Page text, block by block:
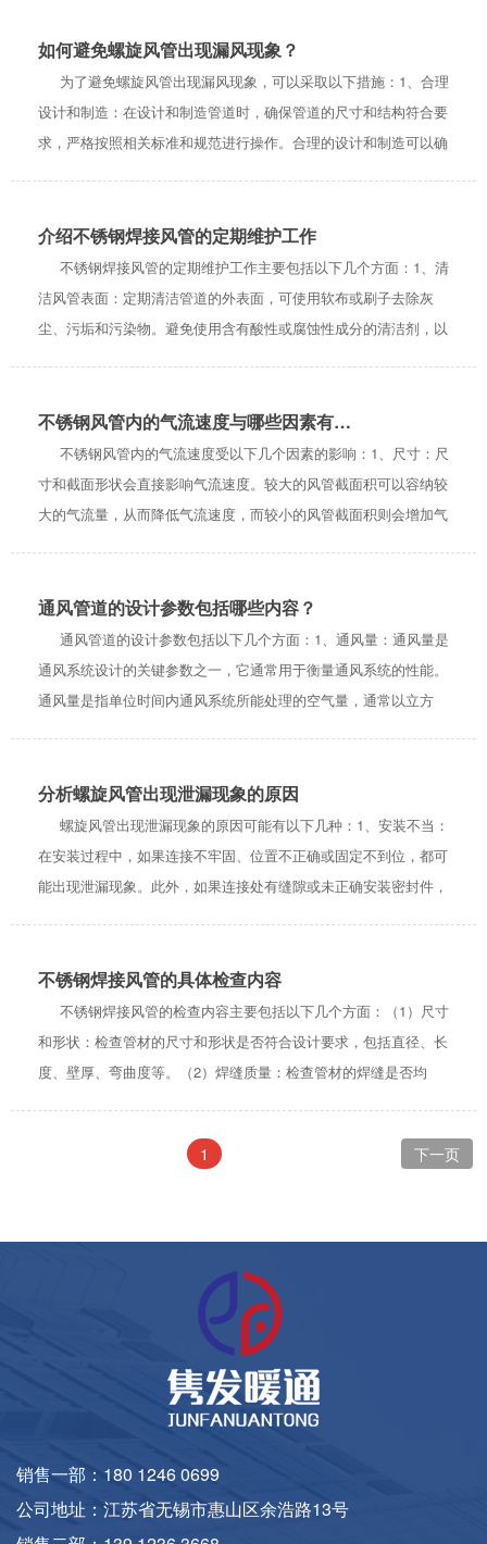
如何避免螺旋风管出现漏风现象？
为了避免螺旋风管出现漏风现象，可以采取以下措施：1、合理
设计和制造：在设计和制造管道时，确保管道的尺寸和结构符合要
求，严格按照相关标准和规范进行操作。合理的设计和制造可以确
介绍不锈钢焊接风管的定期维护工作
不锈钢焊接风管的定期维护工作主要包括以下几个方面：1、清
洁风管表面：定期清洁管道的外表面，可使用软布或刷子去除灰
尘、污垢和污染物。避免使用含有酸性或腐蚀性成分的清洁剂，以
不锈钢风管内的气流速度与哪些因素有关？
不锈钢风管内的气流速度受以下几个因素的影响：1、尺寸：尺
寸和截面形状会直接影响气流速度。较大的风管截面积可以容纳较
大的气流量，从而降低气流速度，而较小的风管截面积则会增加气
通风管道的设计参数包括哪些内容？
通风管道的设计参数包括以下几个方面：1、通风量：通风量是
通风系统设计的关键参数之一，它通常用于衡量通风系统的性能。
通风量是指单位时间内通风系统所能处理的空气量，通常以立方
分析螺旋风管出现泄漏现象的原因
螺旋风管出现泄漏现象的原因可能有以下几种：1、安装不当：
在安装过程中，如果连接不牢固、位置不正确或固定不到位，都可
能出现泄漏现象。此外，如果连接处有缝隙或未正确安装密封件，
不锈钢焊接风管的具体检查内容
不锈钢焊接风管的检查内容主要包括以下几个方面：（1）尺寸
和形状：检查管材的尺寸和形状是否符合设计要求，包括直径、长
度、壁厚、弯曲度等。（2）焊缝质量：检查管材的焊缝是否均
1 下一页
销售一部：180 1246 0699
公司地址：江苏省无锡市惠山区余浩路13号